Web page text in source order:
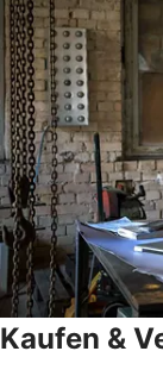
Kaufen &